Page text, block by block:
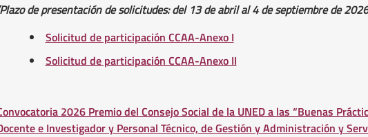
de presentación de solicitudes: del 13 de abril al 4 de septiembre de
Solicitud de participación CCAA-Anexo I
Solicitud de participación CCAA-Anexo II
2026 Premio del Consejo Social de la UNED a las “Buenas
e Investigador y Personal Técnico, de Gestión y Administración y